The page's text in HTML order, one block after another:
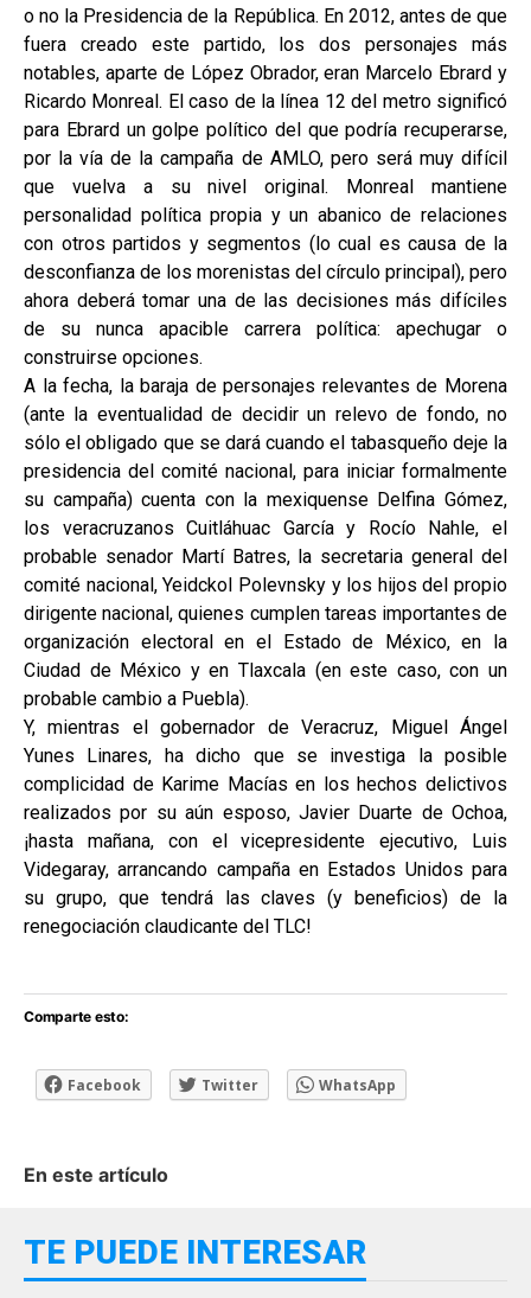
o no la Presidencia de la República. En 2012, antes de que
fuera creado este partido, los dos personajes más
notables, aparte de López Obrador, eran Marcelo Ebrard y
Ricardo Monreal. El caso de la línea 12 del metro significó
para Ebrard un golpe político del que podría recuperarse,
por la vía de la campaña de AMLO, pero será muy difícil
que vuelva a su nivel original. Monreal mantiene
personalidad política propia y un abanico de relaciones
con otros partidos y segmentos (lo cual es causa de la
desconfianza de los morenistas del círculo principal), pero
ahora deberá tomar una de las decisiones más difíciles
de su nunca apacible carrera política: apechugar o
construirse opciones.
A la fecha, la baraja de personajes relevantes de Morena
(ante la eventualidad de decidir un relevo de fondo, no
sólo el obligado que se dará cuando el tabasqueño deje la
presidencia del comité nacional, para iniciar formalmente
su campaña) cuenta con la mexiquense Delfina Gómez,
los veracruzanos Cuitláhuac García y Rocío Nahle, el
probable senador Martí Batres, la secretaria general del
comité nacional, Yeidckol Polevnsky y los hijos del propio
dirigente nacional, quienes cumplen tareas importantes de
organización electoral en el Estado de México, en la
Ciudad de México y en Tlaxcala (en este caso, con un
probable cambio a Puebla).
Y, mientras el gobernador de Veracruz, Miguel Ángel
Yunes Linares, ha dicho que se investiga la posible
complicidad de Karime Macías en los hechos delictivos
realizados por su aún esposo, Javier Duarte de Ochoa,
¡hasta mañana, con el vicepresidente ejecutivo, Luis
Videgaray, arrancando campaña en Estados Unidos para
su grupo, que tendrá las claves (y beneficios) de la
renegociación claudicante del TLC!
Comparte esto:
Facebook Twitter WhatsApp
En este artículo
TE PUEDE INTERESAR